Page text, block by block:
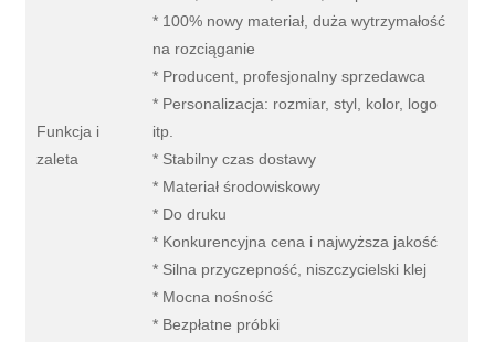
Funkcja i
zaleta
* 100% nowy materiał, duża wytrzymałość
na rozciąganie
* Producent, profesjonalny sprzedawca
* Personalizacja: rozmiar, styl, kolor, logo
itp.
* Stabilny czas dostawy
* Materiał środowiskowy
* Do druku
* Konkurencyjna cena i najwyższa jakość
* Silna przyczepność, niszczycielski klej
* Mocna nośność
* Bezpłatne próbki